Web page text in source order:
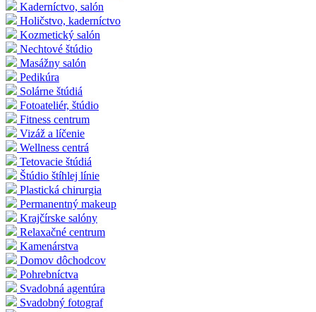
Kaderníctvo, salón
Holičstvo, kaderníctvo
Kozmetický salón
Nechtové štúdio
Masážny salón
Pedikúra
Solárne štúdiá
Fotoateliér, štúdio
Fitness centrum
Vizáž a líčenie
Wellness centrá
Tetovacie štúdiá
Štúdio štíhlej línie
Plastická chirurgia
Permanentný makeup
Krajčírske salóny
Relaxačné centrum
Kamenárstva
Domov dôchodcov
Pohrebníctva
Svadobná agentúra
Svadobný fotograf